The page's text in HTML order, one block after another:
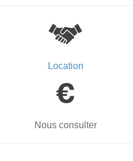
Location
Nous consulter